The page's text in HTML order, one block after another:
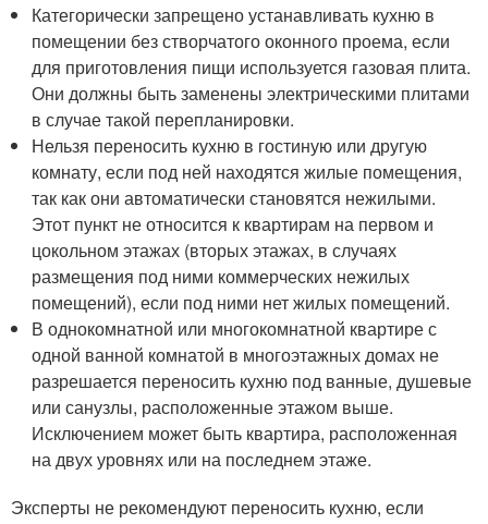
Категорически запрещено устанавливать кухню в
помещении без створчатого оконного проема, если
для приготовления пищи используется газовая плита.
Они должны быть заменены электрическими плитами
в случае такой перепланировки.
Нельзя переносить кухню в гостиную или другую
комнату, если под ней находятся жилые помещения,
так как они автоматически становятся нежилыми.
Этот пункт не относится к квартирам на первом и
цокольном этажах (вторых этажах, в случаях
размещения под ними коммерческих нежилых
помещений), если под ними нет жилых помещений.
В однокомнатной или многокомнатной квартире с
одной ванной комнатой в многоэтажных домах не
разрешается переносить кухню под ванные, душевые
или санузлы, расположенные этажом выше.
Исключением может быть квартира, расположенная
на двух уровнях или на последнем этаже.
Эксперты не рекомендуют переносить кухню, если